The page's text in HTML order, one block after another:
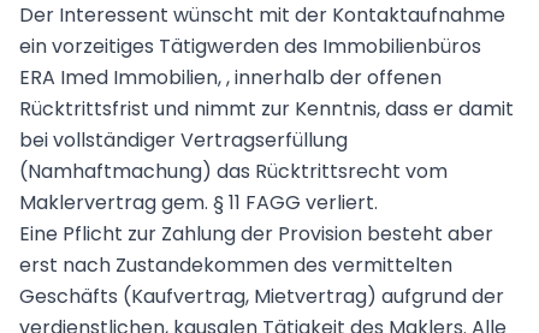
Der Interessent wünscht mit der Kontaktaufnahme
ein vorzeitiges Tätigwerden des Immobilienbüros
ERA Imed Immobilien, , innerhalb der offenen
Rücktrittsfrist und nimmt zur Kenntnis, dass er damit
bei vollständiger Vertragserfüllung
(Namhaftmachung) das Rücktrittsrecht vom
Maklervertrag gem. § 11 FAGG verliert.
Eine Pflicht zur Zahlung der Provision besteht aber
erst nach Zustandekommen des vermittelten
Geschäfts (Kaufvertrag, Mietvertrag) aufgrund der